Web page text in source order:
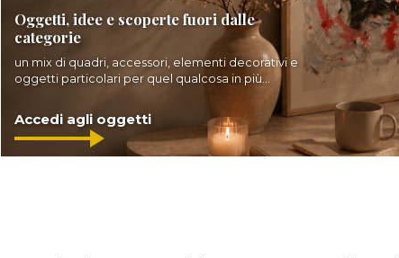
Oggetti, idee e scoperte fuori dalle
categorie
un mix di quadri, accessori, elementi decorativi e
oggetti particolari per quel qualcosa in più...
Accedi agli oggetti